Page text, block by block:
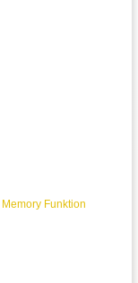
Memory Funktion